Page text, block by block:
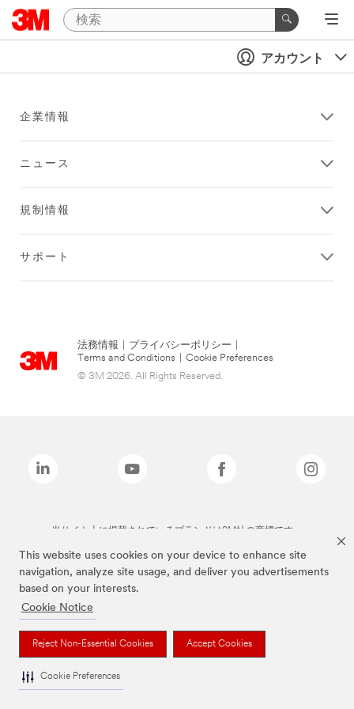
This website uses cookies on your device to enhance site
navigation, analyze site usage, and deliver you advertisements
based on your interests.
Cookie Notice
Reject Non-Essential Cookies Accept Cookies
Cookie Preferences
アカウント
企業情報
ニュース
規制情報
サポート
法務情報 プライバシーポリシー
Terms and Conditions
Cookie Preferences
© 3M 2026. All Rights Reserved.
当サイト上に掲載されているブランドは3M社の商標です。